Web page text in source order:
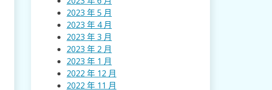
2023 年 5 月
2023 年 4 月
2023 年 3 月
2023 年 2 月
2023 年 1 月
2022 年 12 月
2022 年 11 月